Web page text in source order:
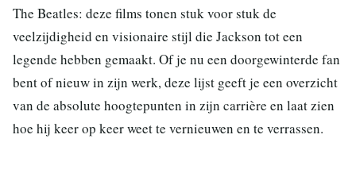
The Beatles: deze films tonen stuk voor stuk de
veelzijdigheid en visionaire stijl die Jackson tot een
legende hebben gemaakt. Of je nu een doorgewinterde fan
bent of nieuw in zijn werk, deze lijst geeft je een overzicht
van de absolute hoogtepunten in zijn carrière en laat zien
hoe hij keer op keer weet te vernieuwen en te verrassen.